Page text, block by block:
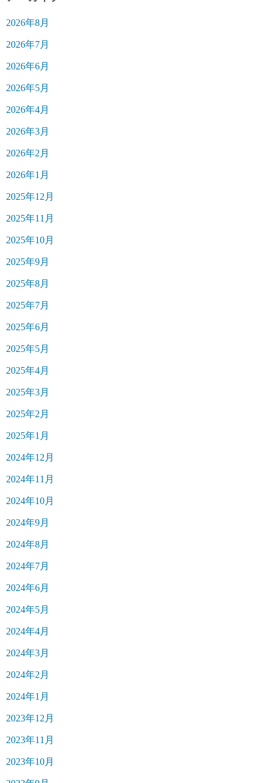
2026年8月
2026年7月
2026年6月
2026年5月
2026年4月
2026年3月
2026年2月
2026年1月
2025年12月
2025年11月
2025年10月
2025年9月
2025年8月
2025年7月
2025年6月
2025年5月
2025年4月
2025年3月
2025年2月
2025年1月
2024年12月
2024年11月
2024年10月
2024年9月
2024年8月
2024年7月
2024年6月
2024年5月
2024年4月
2024年3月
2024年2月
2024年1月
2023年12月
2023年11月
2023年10月